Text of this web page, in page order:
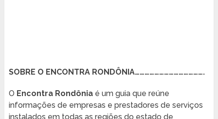
SOBRE O ENCONTRA RONDÔNIA…………………………………….
O Encontra Rondôniaé um guia que reúne
informações de empresas e prestadores de serviços
instalados em todas as regiões do estado de